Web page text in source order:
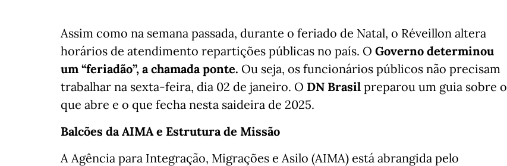
Assim como na semana passada, durante o feriado de Natal, o Réveillon altera
horários de atendimento repartições públicas no país. O Governo determinou
um “feriadão”, a chamada ponte. Ou seja, os funcionários públicos não precisam
trabalhar na sexta-feira, dia 02 de janeiro. O DN Brasil preparou um guia sobre o
que abre e o que fecha nesta saideira de 2025.
Balcões da AIMA e Estrutura de Missão
A Agência para Integração, Migrações e Asilo (AIMA) está abrangida pelo